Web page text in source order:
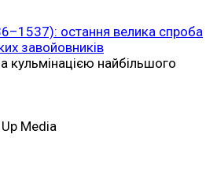
остання велика спроба
завойовників
кульмінацією найбільшого
Media